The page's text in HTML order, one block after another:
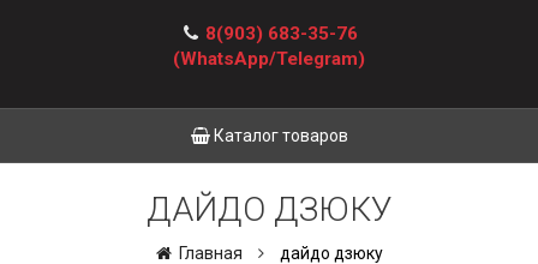
8(903) 683-35-76
(WhatsApp/Telegram)
Каталог товаров
ДАЙДО ДЗЮКУ
Главная дайдо дзюку